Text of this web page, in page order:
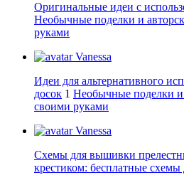
Оригинальные идеи с
Необычные поделки и
руками
Vanessa
Идеи для альтернативного
досок 1 Необычные поделки и
своими руками
Vanessa
Схемы для вышивки
крестиком: бесплатные